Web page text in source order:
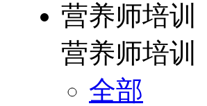
营养师培训
营养师培训
全部